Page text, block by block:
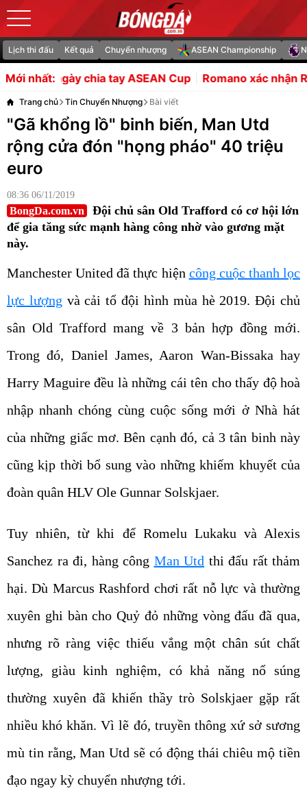
Lịch thi đấu Kết quả Chuyển nhượng ASEAN Championship
Mới nhất:
tay ASEAN Cup Romano xác nhận Rashford ở lại
Trang chủ Tin Chuyển Nhượng Bài viết
"Gã khổng lồ" binh biến, Man Utd
rộng cửa đón "họng pháo" 40 triệu
euro
08:36 06/11/2019
BongDa.com.vn
Đội chủ sân Old Trafford có cơ hội lớn
để gia tăng sức mạnh hàng công nhờ vào gương mặt
này.
Manchester United đã thực hiện công cuộc thanh lọc
lực lượng và cải tổ đội hình mùa hè 2019. Đội chủ
sân Old Trafford mang về 3 bản hợp đồng mới.
Trong đó, Daniel James, Aaron Wan-Bissaka hay
Harry Maguire đều là những cái tên cho thấy độ hoà
nhập nhanh chóng cùng cuộc sống mới ở Nhà hát
của những giấc mơ. Bên cạnh đó, cả 3 tân binh này
cũng kịp thời bổ sung vào những khiếm khuyết của
đoàn quân HLV Ole Gunnar Solskjaer.
Tuy nhiên, từ khi để Romelu Lukaku và Alexis
Sanchez ra đi, hàng công Man Utd thi đấu rất thảm
hại. Dù Marcus Rashford chơi rất nỗ lực và thường
xuyên ghi bàn cho Quỷ đỏ những vòng đấu đã qua,
nhưng rõ ràng việc thiếu vắng một chân sút chất
lượng, giàu kinh nghiệm, có khả năng nổ súng
thường xuyên đã khiến thầy trò Solskjaer gặp rất
nhiều khó khăn. Vì lẽ đó, truyền thông xứ sở sương
mù tin rằng, Man Utd sẽ có động thái chiêu mộ tiền
đạo ngay kỳ chuyển nhượng tới.